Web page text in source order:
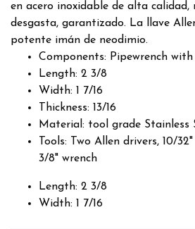
en acero inoxidable de alta calidad,
desgasta, garantizado. La llave
potente imán de neodimio.
Components: Pipewrench
Length: 2 3/8
Width: 1 7/16
Thickness: 13/16
Material: tool grade Stainless
Tools: Two Allen drivers, 10/
3/8" wrench
Length: 2 3/8
Width: 1 7/16